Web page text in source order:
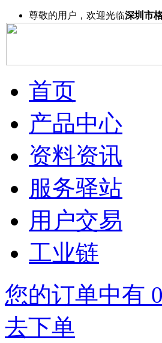
尊敬的用户，欢迎光临深圳市
首页
产品中心
资料资讯
服务驿站
用户交易
工业链
您的订单中有
去下单